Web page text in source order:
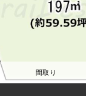
間取り